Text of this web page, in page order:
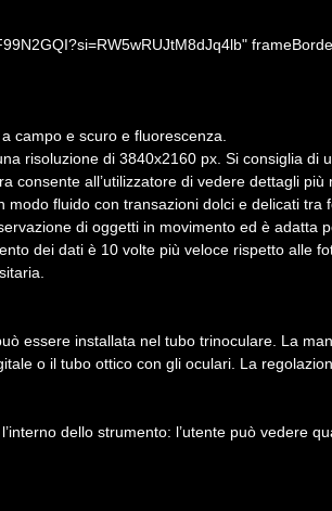
campo e scuro e fluorescenza.
risoluzione di 3840x2160 px. Si consiglia di
consente all’utilizzatore di vedere dettagli più
fluido con transazioni dolci e delicati tra
di oggetti in movimento ed è adatta
dei dati è 10 volte più veloce rispetto alle
essere installata nel tubo trinoculare. La
o il tubo ottico con gli oculari. La
dello strumento: l’utente può vedere